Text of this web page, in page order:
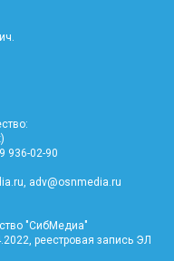
936-02-90
adv@osnmedia.ru
"СибМедиа"
реестровая запись ЭЛ